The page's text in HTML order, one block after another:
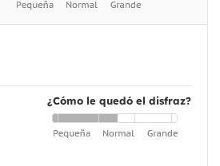
¿Cómo le quedó el disfraz?